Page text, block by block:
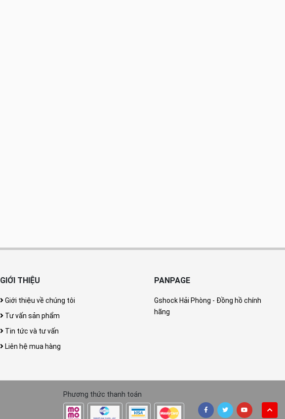
GIỚI THIỆU
Giới thiệu về chúng tôi
Tư vấn sản phẩm
Tin tức và tư vấn
Liên hệ mua hàng
PANPAGE
Gshock Hải Phòng - Đồng hồ chính
hãng
Phương thức thanh toán